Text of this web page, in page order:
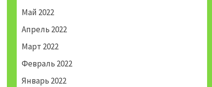
Май 2022
Апрель 2022
Март 2022
Февраль 2022
Январь 2022